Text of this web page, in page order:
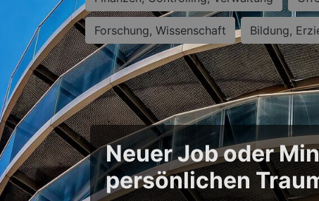
Forschung, Wissenschaft Bildung,
Neuer Job oder
persönlichen